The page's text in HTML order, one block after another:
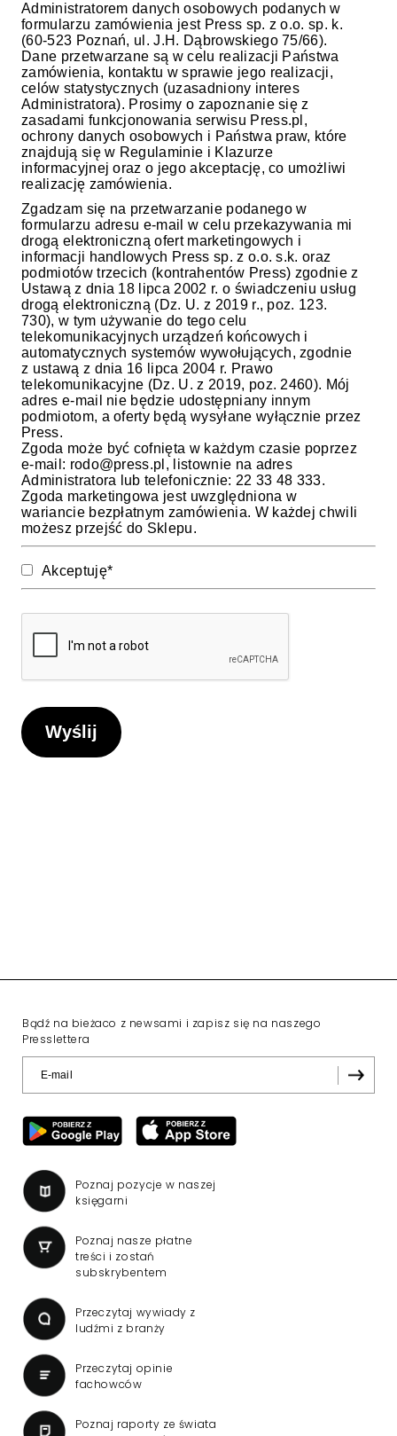
Administratorem danych osobowych podanych w
formularzu zamówienia jest Press sp. z o.o. sp. k.
(60-523 Poznań, ul. J.H. Dąbrowskiego 75/66).
Dane przetwarzane są w celu realizacji Państwa
zamówienia, kontaktu w sprawie jego realizacji,
celów statystycznych (uzasadniony interes
Administratora). Prosimy o zapoznanie się z
zasadami funkcjonowania serwisu Press.pl,
ochrony danych osobowych i Państwa praw, które
znajdują się w Regulaminie i Klazurze
informacyjnej oraz o jego akceptację, co umożliwi
realizację zamówienia.
Zgadzam się na przetwarzanie podanego w
formularzu adresu e-mail w celu przekazywania mi
drogą elektroniczną ofert marketingowych i
informacji handlowych Press sp. z o.o. s.k. oraz
podmiotów trzecich (kontrahentów Press) zgodnie z
Ustawą z dnia 18 lipca 2002 r. o świadczeniu usług
drogą elektroniczną (Dz. U. z 2019 r., poz. 123.
730), w tym używanie do tego celu
telekomunikacyjnych urządzeń końcowych i
automatycznych systemów wywołujących, zgodnie
z ustawą z dnia 16 lipca 2004 r. Prawo
telekomunikacyjne (Dz. U. z 2019, poz. 2460). Mój
adres e-mail nie będzie udostępniany innym
podmiotom, a oferty będą wysyłane wyłącznie przez
Press.
Zgoda może być cofnięta w każdym czasie poprzez
e-mail: rodo@press.pl , listownie na adres
Administratora lub telefonicznie: 22 33 48 333.
Zgoda marketingowa jest uwzględniona w
wariancie bezpłatnym zamówienia. W każdej chwili
możesz przejść do Sklepu.
Akceptuję*
Bądź na bieżaco z newsami i zapisz się na naszego
Presslettera
Poznaj pozycje w naszej
księgarni
Poznaj nasze płatne
treści i zostań
subskrybentem
Przeczytaj wywiady z
ludźmi z branży
Przeczytaj opinie
fachowców
Poznaj raporty ze świata